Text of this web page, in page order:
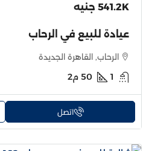
541.2K جنيه
عيادة للبيع في الرحاب
الرحاب, القاهرة الجديدة
1
50 م2
اتصل